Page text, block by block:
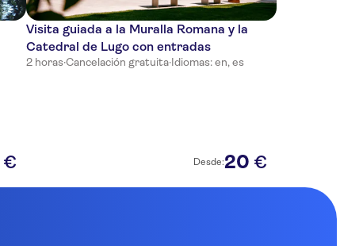
€
Visita guiada a la Muralla Romana y la
Catedral de Lugo con entradas
2 horas·Cancelación gratuita·Idiomas: en, es
Desde:20 €